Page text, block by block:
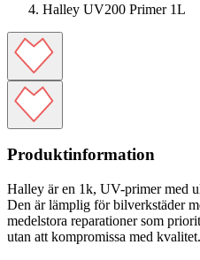
Halley UV200 Primer 1L
Produktinformation
Halley är en 1k, UV-primer med
Den är lämplig för bilverkstäder
medelstora reparationer som
utan att kompromissa med kvalitet.